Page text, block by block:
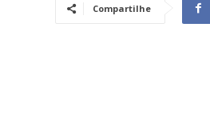
Compartilhe